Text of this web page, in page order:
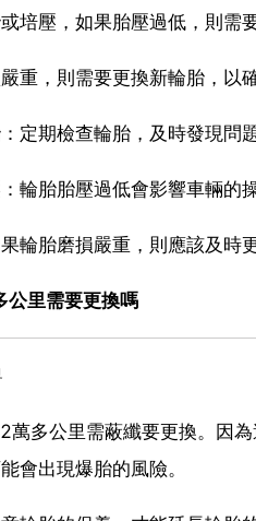
培壓，如果胎壓過低，則需
重，則需要更換新輪胎，以
定期檢查輪胎，及時發現問
輪胎胎壓過低會影響車輛的
輪胎磨損嚴重，則應該及時
里需要更換嗎
萬多公里需蔽纖要更換。因
會出現爆胎的風險。